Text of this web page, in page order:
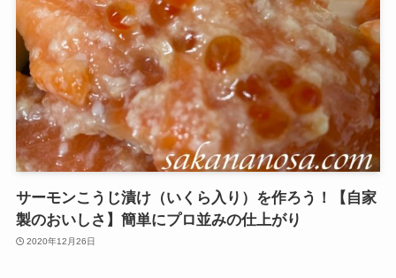
サーモンこうじ漬け（いくら入り）を作ろう！【自家
製のおいしさ】簡単にプロ並みの仕上がり
2020年12月26日